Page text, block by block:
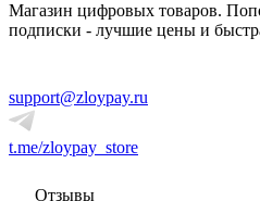
Магазин цифровых товаров.
подписки - лучшие цены и
support@zloypay.ru
t.me/zloypay_store
Отзывы